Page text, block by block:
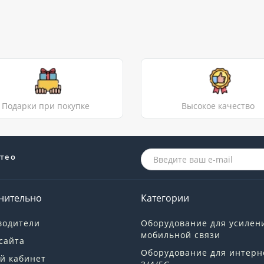
Подарки при покупке Высокое качество
о
кабинет
Категории
Оборудование для
мобильной связи
Оборудование для